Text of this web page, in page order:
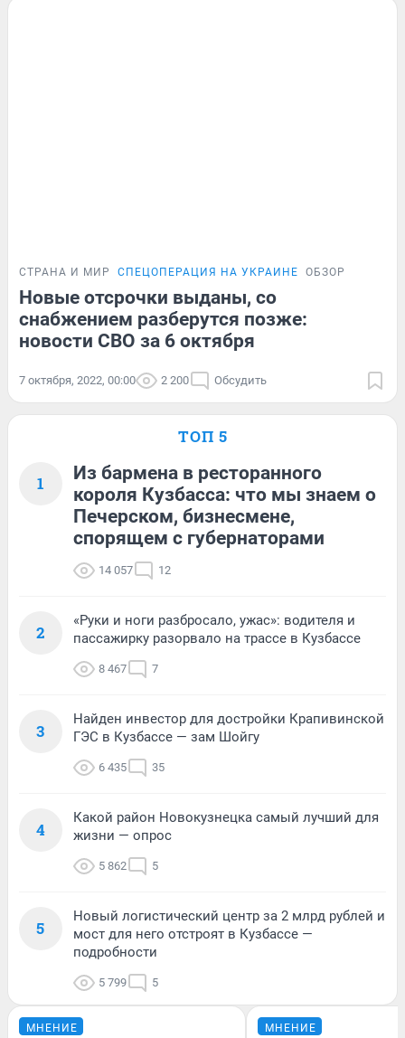
СТРАНА И МИР СПЕЦОПЕРАЦИЯ НА УКРАИНЕ ОБЗОР
Новые отсрочки выданы, со
снабжением разберутся позже:
новости СВО за 6 октября
7 октября, 2022, 00:00 2 200 Обсудить
ТОП 5
1
Из бармена в ресторанного
короля Кузбасса: что мы знаем о
Печерском, бизнесмене,
спорящем с губернаторами
14 057 12
2
«Руки и ноги разбросало, ужас»: водителя и
пассажирку разорвало на трассе в Кузбассе
8 467 7
3
Найден инвестор для достройки Крапивинской
ГЭС в Кузбассе — зам Шойгу
6 435 35
4
Какой район Новокузнецка самый лучший для
жизни — опрос
5 862 5
5
Новый логистический центр за 2 млрд рублей и
мост для него отстроят в Кузбассе —
подробности
5 799 5
МНЕНИЕ МНЕНИЕ